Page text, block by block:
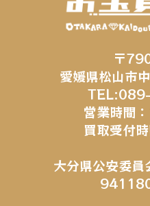
〒
愛媛県松山市
営業時間
買取受付
大分県公安委員